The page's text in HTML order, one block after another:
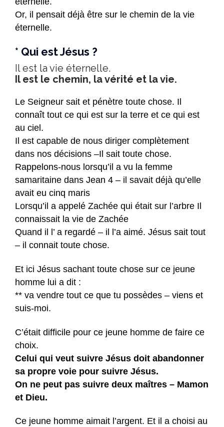
Or, il pensait déjà être sur le chemin de la vie
éternelle.
* Qui est Jésus ?
Il est la vie éternelle.
Il est le chemin, la vérité et la vie.
Le Seigneur sait et pénètre toute chose. Il
connaît tout ce qui est sur la terre et ce qui est
au ciel.
Il est capable de nous diriger complètement
dans nos décisions –Il sait toute chose.
Rappelons-nous lorsqu’il a vu la femme
samaritaine dans Jean 4 – il savait déjà qu’elle
avait eu cinq maris
Lorsqu’il a appelé Zachée qui était sur l’arbre Il
connaissait la vie de Zachée
Quand il l’ a regardé – il l’a aimé. Jésus sait tout
– il connait toute chose.
Et ici Jésus sachant toute chose sur ce jeune
homme lui a dit :
** va vendre tout ce que tu possèdes – viens et
suis-moi.
C’était difficile pour ce jeune homme de faire ce
choix.
Celui qui veut suivre Jésus doit abandonner
sa propre voie pour suivre Jésus.
On ne peut pas suivre deux maîtres – Mamon
et Dieu.
Ce jeune homme aimait l’argent. Et il a choisi au